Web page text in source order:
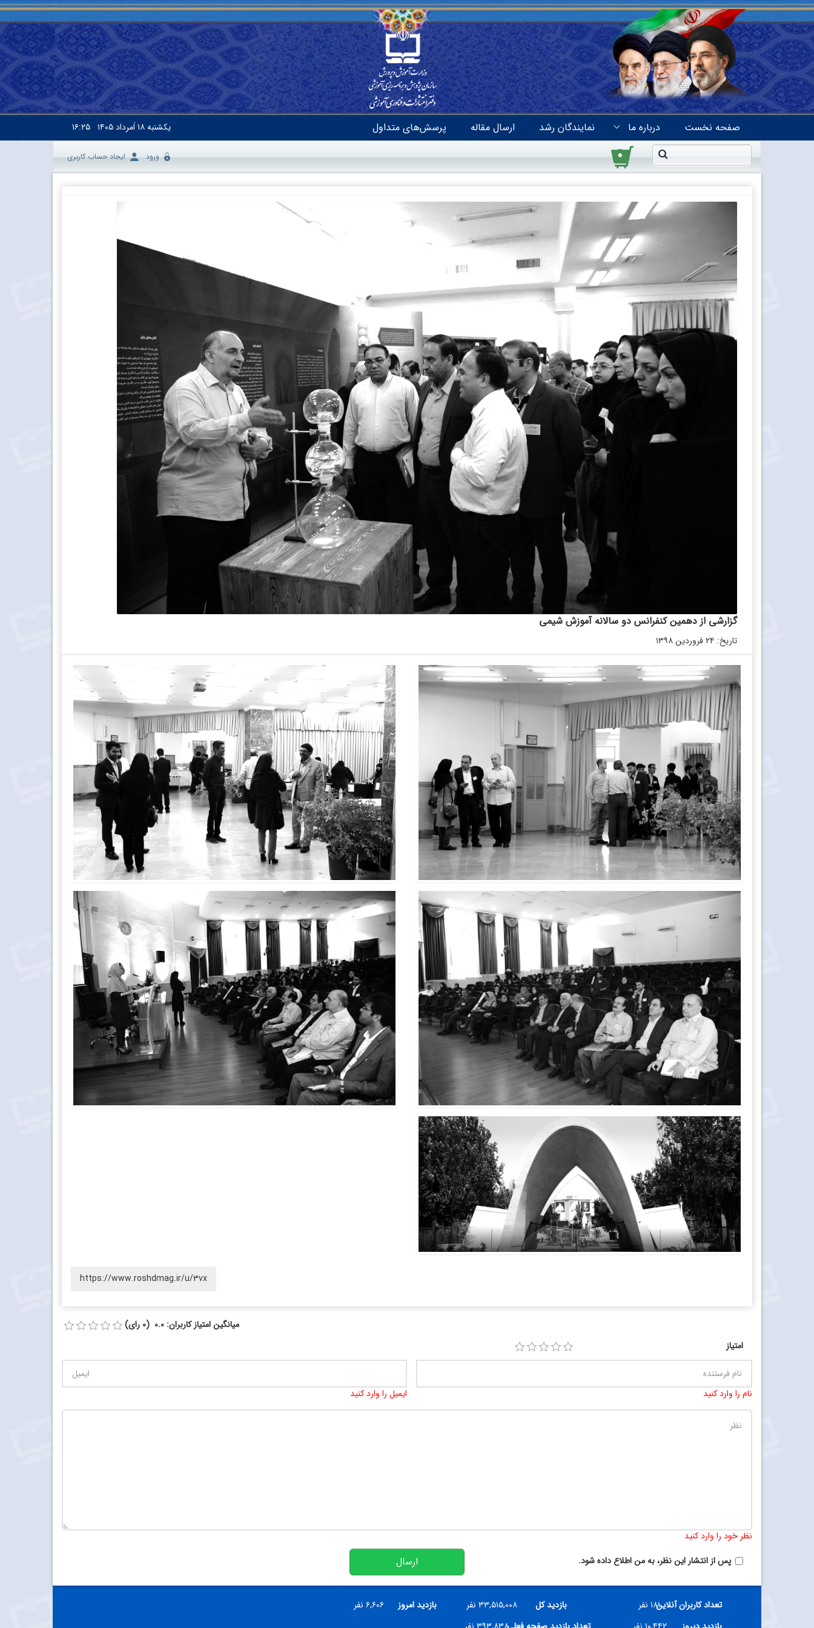
صفحه نخست درباره ما نمایندگان رشد ارسال مقاله پرسش‌های متداول یکشنبه۱۸ اَمرداد ۱۴۰۵ ۱۶:۲۵
۰ ورود ایجاد حساب کاربری
گزارشی از دهمین کنفرانس دو سالانه آموزش شیمی
تاریخ: ۲۴ فروردین ۱۳۹۸
https://www.roshdmag.ir/u/3vx
میانگین امتیاز کاربران: 0.0 (0 رای)
امتیاز
نام را وارد کنید ایمیل را وارد کنید
نظر خود را وارد کنید
پس از انتشار این نظر، به من اطلاع داده شود.
ارسال
تعداد کاربران آنلاین۱۸۱ نفر بازدید کل ۳۳,۵۱۵,۰۰۸ نفر بازدید امروز
۶,۶۰۶ نفر